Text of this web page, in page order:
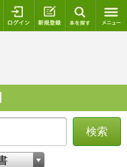
ログイン 新規登録
検索